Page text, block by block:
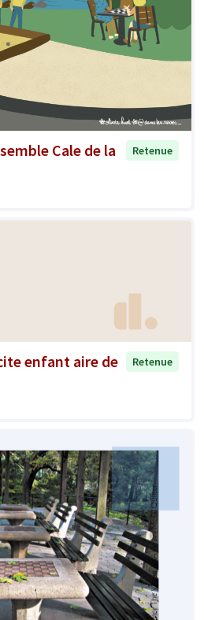
Cale de la
Retenue
enfant aire de
Retenue